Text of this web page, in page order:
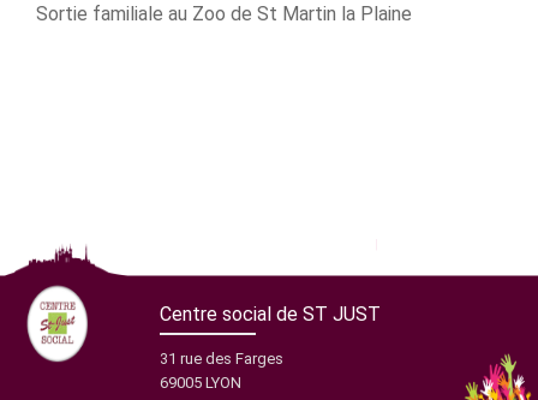
Sortie familiale au Zoo de St Martin la Plaine
Centre social de ST JUST
31 rue des Farges
69005 LYON